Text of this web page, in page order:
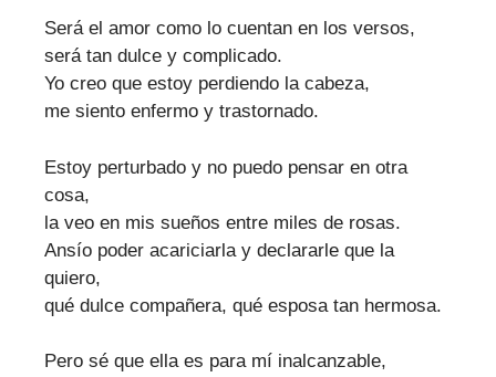
Será el amor como lo cuentan en los versos,
será tan dulce y complicado.
Yo creo que estoy perdiendo la cabeza,
me siento enfermo y trastornado.
Estoy perturbado y no puedo pensar en otra
cosa,
la veo en mis sueños entre miles de rosas.
Ansío poder acariciarla y declararle que la
quiero,
qué dulce compañera, qué esposa tan hermosa.
Pero sé que ella es para mí inalcanzable,